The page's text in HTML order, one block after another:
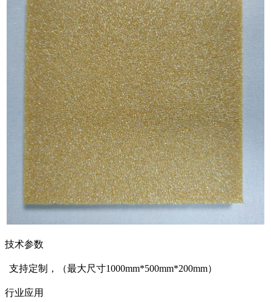
技术参数
支持定制，（最大尺寸1000mm*500mm*200mm）
行业应用